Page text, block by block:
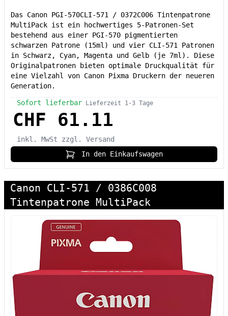
Das Canon PGI-570CLI-571 / 0372C006 Tintenpatrone
MultiPack ist ein hochwertiges 5-Patronen-Set
bestehend aus einer PGI-570 pigmentierten
schwarzen Patrone (15ml) und vier CLI-571 Patronen
in Schwarz, Cyan, Magenta und Gelb (je 7ml). Diese
Originalpatronen bieten optimale Druckqualität für
eine Vielzahl von Canon Pixma Druckern der neueren
Generation.
Sofort lieferbar Lieferzeit 1-3 Tage
CHF 61.11
inkl. MwSt
zzgl. Versand
In den Einkaufswagen
Canon CLI-571 / 0386C008
Tintenpatrone MultiPack